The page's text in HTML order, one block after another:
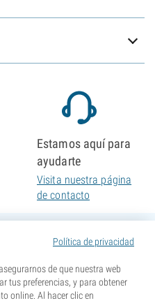
Política de privacidad
de que nuestra web
tus preferencias, y para obtener
online. Al hacer clic en
Estamos aquí para
ayudarte
Visita nuestra página
de contacto